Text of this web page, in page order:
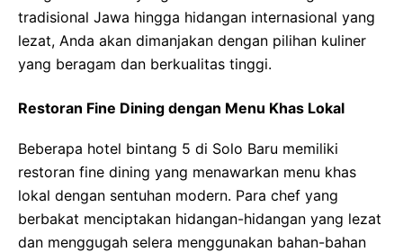
tradisional Jawa hingga hidangan internasional yang
lezat, Anda akan dimanjakan dengan pilihan kuliner
yang beragam dan berkualitas tinggi.
Restoran Fine Dining dengan Menu Khas Lokal
Beberapa hotel bintang 5 di Solo Baru memiliki
restoran fine dining yang menawarkan menu khas
lokal dengan sentuhan modern. Para chef yang
berbakat menciptakan hidangan-hidangan yang lezat
dan menggugah selera menggunakan bahan-bahan